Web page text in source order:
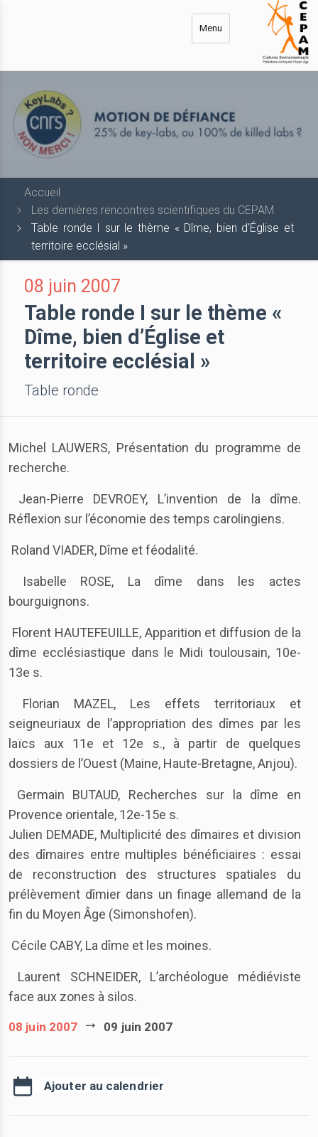
Menu
Accueil
Les dernières rencontres scientifiques du CEPAM
Table ronde I sur le thème « Dîme, bien d’Église et
territoire ecclésial »
08 juin 2007
Table ronde I sur le thème «
Dîme, bien d’Église et
territoire ecclésial »
Table ronde
Michel LAUWERS, Présentation du programme de
recherche.
Jean-Pierre DEVROEY, L’invention de la dîme.
Réflexion sur l’économie des temps carolingiens.
Roland VIADER, Dîme et féodalité.
Isabelle ROSE, La dîme dans les actes
bourguignons.
Florent HAUTEFEUILLE, Apparition et diffusion de la
dîme ecclésiastique dans le Midi toulousain, 10e-
13e s.
Florian MAZEL, Les effets territoriaux et
seigneuriaux de l’appropriation des dîmes par les
laïcs aux 11e et 12e s., à partir de quelques
dossiers de l’Ouest (Maine, Haute-Bretagne, Anjou).
Germain BUTAUD, Recherches sur la dîme en
Provence orientale, 12e-15e s.
Julien DEMADE, Multiplicité des dîmaires et division
des dîmaires entre multiples bénéficiaires : essai
de reconstruction des structures spatiales du
prélèvement dîmier dans un finage allemand de la
fin du Moyen Âge (Simonshofen).
Cécile CABY, La dîme et les moines.
Laurent SCHNEIDER, L’archéologue médiéviste
face aux zones à silos.
08 juin 2007 09 juin 2007
Ajouter au calendrier